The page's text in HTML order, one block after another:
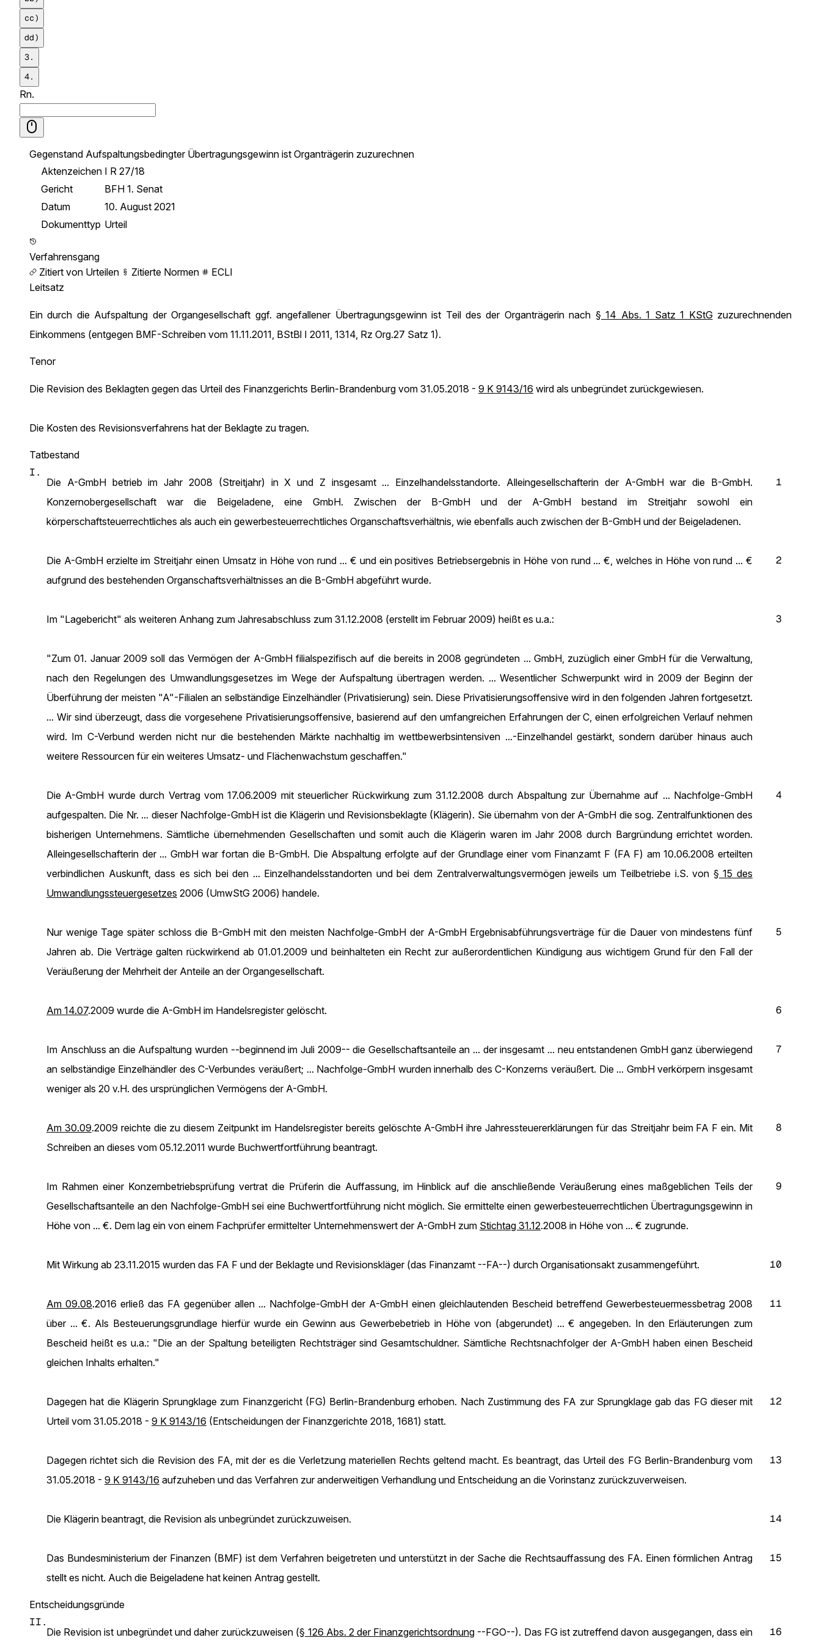
cc)
dd)
3.
4.
Rn.
Gegenstand Aufspaltungsbedingter Übertragungsgewinn ist Organträgerin zuzurechnen
Aktenzeichen I R 27/18
Gericht
BFH 1. Senat
Datum
10. August 2021
Dokumenttyp Urteil
Verfahrensgang
Zitiert von Urteilen
Zitierte Normen
ECLI
Leitsatz
Ein durch die Aufspaltung der Organgesellschaft ggf. angefallener Übertragungsgewinn ist Teil des der Organträgerin nach § 14 Abs. 1 Satz 1 KStGzuzurechnenden
Einkommens (entgegen BMF-Schreiben vom 11.11.2011, BStBl I 2011, 1314, Rz Org.27 Satz 1).
Tenor
Die Revision des Beklagten gegen das Urteil des Finanzgerichts Berlin-Brandenburg vom 31.05.2018 - 9 K 9143/16 wird als unbegründet zurückgewiesen.
Die Kosten des Revisionsverfahrens hat der Beklagte zu tragen.
Tatbestand
I.
1
Die A-GmbH betrieb im Jahr 2008 (Streitjahr) in X und Z insgesamt ... Einzelhandelsstandorte. Alleingesellschafterin der A-GmbH war die B-GmbH.
Konzernobergesellschaft war die Beigeladene, eine GmbH. Zwischen der B-GmbH und der A-GmbH bestand im Streitjahr sowohl ein
körperschaftsteuerrechtliches als auch ein gewerbesteuerrechtliches Organschaftsverhältnis, wie ebenfalls auch zwischen der B-GmbH und der Beigeladenen.
2
Die A-GmbH erzielte im Streitjahr einen Umsatz in Höhe von rund ... € und ein positives Betriebsergebnis in Höhe von rund ... €, welches in Höhe von rund ... €
aufgrund des bestehenden Organschaftsverhältnisses an die B-GmbH abgeführt wurde.
3
Im "Lagebericht" als weiteren Anhang zum Jahresabschluss zum 31.12.2008 (erstellt im Februar 2009) heißt es u.a.:
"Zum 01. Januar 2009 soll das Vermögen der A-GmbH filialspezifisch auf die bereits in 2008 gegründeten ... GmbH, zuzüglich einer GmbH für die Verwaltung,
nach den Regelungen des Umwandlungsgesetzes im Wege der Aufspaltung übertragen werden. ... Wesentlicher Schwerpunkt wird in 2009 der Beginn der
Überführung der meisten "A"-Filialen an selbständige Einzelhändler (Privatisierung) sein. Diese Privatisierungsoffensive wird in den folgenden Jahren fortgesetzt.
... Wir sind überzeugt, dass die vorgesehene Privatisierungsoffensive, basierend auf den umfangreichen Erfahrungen der C, einen erfolgreichen Verlauf nehmen
wird. Im C-Verbund werden nicht nur die bestehenden Märkte nachhaltig im wettbewerbsintensiven ...-Einzelhandel gestärkt, sondern darüber hinaus auch
weitere Ressourcen für ein weiteres Umsatz- und Flächenwachstum geschaffen."
4
Die A-GmbH wurde durch Vertrag vom 17.06.2009 mit steuerlicher Rückwirkung zum 31.12.2008 durch Abspaltung zur Übernahme auf ... Nachfolge-GmbH
aufgespalten. Die Nr. ... dieser Nachfolge-GmbH ist die Klägerin und Revisionsbeklagte (Klägerin). Sie übernahm von der A-GmbH die sog. Zentralfunktionen des
bisherigen Unternehmens. Sämtliche übernehmenden Gesellschaften und somit auch die Klägerin waren im Jahr 2008 durch Bargründung errichtet worden.
Alleingesellschafterin der ... GmbH war fortan die B-GmbH. Die Abspaltung erfolgte auf der Grundlage einer vom Finanzamt F (FA F) am 10.06.2008 erteilten
verbindlichen Auskunft, dass es sich bei den ... Einzelhandelsstandorten und bei dem Zentralverwaltungsvermögen jeweils um Teilbetriebe i.S. von § 15 des
Umwandlungssteuergesetzes 2006 (UmwStG 2006) handele.
5
Nur wenige Tage später schloss die B-GmbH mit den meisten Nachfolge-GmbH der A-GmbH Ergebnisabführungsverträge für die Dauer von mindestens fünf
Jahren ab. Die Verträge galten rückwirkend ab 01.01.2009 und beinhalteten ein Recht zur außerordentlichen Kündigung aus wichtigem Grund für den Fall der
Veräußerung der Mehrheit der Anteile an der Organgesellschaft.
6
Am 14.07.2009 wurde die A-GmbH im Handelsregister gelöscht.
7
Im Anschluss an die Aufspaltung wurden --beginnend im Juli 2009-- die Gesellschaftsanteile an ... der insgesamt ... neu entstandenen GmbH ganz überwiegend
an selbständige Einzelhändler des C-Verbundes veräußert; ... Nachfolge-GmbH wurden innerhalb des C-Konzerns veräußert. Die ... GmbH verkörpern insgesamt
weniger als 20 v.H. des ursprünglichen Vermögens der A-GmbH.
8
Am 30.09.2009 reichte die zu diesem Zeitpunkt im Handelsregister bereits gelöschte A-GmbH ihre Jahressteuererklärungen für das Streitjahr beim FA F ein. Mit
Schreiben an dieses vom 05.12.2011 wurde Buchwertfortführung beantragt.
9
Im Rahmen einer Konzernbetriebsprüfung vertrat die Prüferin die Auffassung, im Hinblick auf die anschließende Veräußerung eines maßgeblichen Teils der
Gesellschaftsanteile an den Nachfolge-GmbH sei eine Buchwertfortführung nicht möglich. Sie ermittelte einen gewerbesteuerrechtlichen Übertragungsgewinn in
Höhe von ... €. Dem lag ein von einem Fachprüfer ermittelter Unternehmenswert der A-GmbH zum Stichtag 31.12.2008 in Höhe von ... € zugrunde.
10
Mit Wirkung ab 23.11.2015 wurden das FA F und der Beklagte und Revisionskläger (das Finanzamt --FA--) durch Organisationsakt zusammengeführt.
11
Am 09.08.2016 erließ das FA gegenüber allen ... Nachfolge-GmbH der A-GmbH einen gleichlautenden Bescheid betreffend Gewerbesteuermessbetrag 2008
über ... €. Als Besteuerungsgrundlage hierfür wurde ein Gewinn aus Gewerbebetrieb in Höhe von (abgerundet) ... € angegeben. In den Erläuterungen zum
Bescheid heißt es u.a.: "Die an der Spaltung beteiligten Rechtsträger sind Gesamtschuldner. Sämtliche Rechtsnachfolger der A-GmbH haben einen Bescheid
gleichen Inhalts erhalten."
12
Dagegen hat die Klägerin Sprungklage zum Finanzgericht (FG) Berlin-Brandenburg erhoben. Nach Zustimmung des FA zur Sprungklage gab das FG dieser mit
Urteil vom 31.05.2018 - 9 K 9143/16 (Entscheidungen der Finanzgerichte 2018, 1681) statt.
13
Dagegen richtet sich die Revision des FA, mit der es die Verletzung materiellen Rechts geltend macht. Es beantragt, das Urteil des FG Berlin-Brandenburg vom
31.05.2018 - 9 K 9143/16 aufzuheben und das Verfahren zur anderweitigen Verhandlung und Entscheidung an die Vorinstanz zurückzuverweisen.
14
Die Klägerin beantragt, die Revision als unbegründet zurückzuweisen.
15
Das Bundesministerium der Finanzen (BMF) ist dem Verfahren beigetreten und unterstützt in der Sache die Rechtsauffassung des FA. Einen förmlichen Antrag
stellt es nicht. Auch die Beigeladene hat keinen Antrag gestellt.
Entscheidungsgründe
II.
16
Die Revision ist unbegründet und daher zurückzuweisen (§ 126 Abs. 2 der Finanzgerichtsordnung --FGO--). Das FG ist zutreffend davon ausgegangen, dass ein